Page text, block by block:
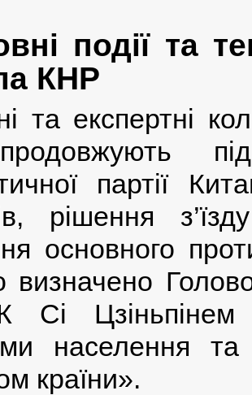
події та
КНР
та експертні
партії
рішення
основного
визначено
Цзіньпінем
населення та
країни».